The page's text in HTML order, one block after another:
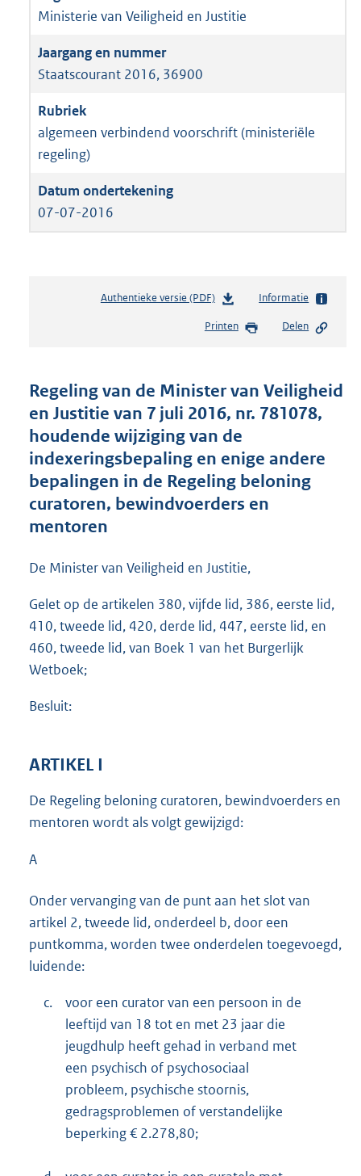
Ministerie van Veiligheid en Justitie
Staatscourant 2016, 36900
algemeen verbindend voorschrift (ministeriële
regeling)
07-07-2016
Authentieke versie (PDF)b
s
d
s
g
o
o
t
6
9
K
b
Informatie
Printen Delen
Regeling van de Minister van Veiligheid
en Justitie van 7 juli 2016, nr. 781078,
houdende wijziging van de
indexeringsbepaling en enige andere
bepalingen in de Regeling beloning
curatoren, bewindvoerders en
mentoren
De Minister van Veiligheid en Justitie,
Gelet op de artikelen 380, vijfde lid, 386, eerste lid,
410, tweede lid, 420, derde lid, 447, eerste lid, en
460, tweede lid, van Boek 1 van het Burgerlijk
Wetboek;
Besluit:
ARTIKEL I
De Regeling beloning curatoren, bewindvoerders en
mentoren wordt als volgt gewijzigd:
A
Onder vervanging van de punt aan het slot van
artikel 2, tweede lid, onderdeel b, door een
puntkomma, worden twee onderdelen toegevoegd,
luidende:
c.
voor een curator van een persoon in de
leeftijd van 18 tot en met 23 jaar die
jeugdhulp heeft gehad in verband met
een psychisch of psychosociaal
probleem, psychische stoornis,
gedragsproblemen of verstandelijke
beperking € 2.278,80;